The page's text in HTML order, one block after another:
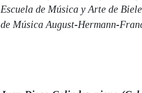
Escuela de Música y Arte de
de Música August-Hermann-